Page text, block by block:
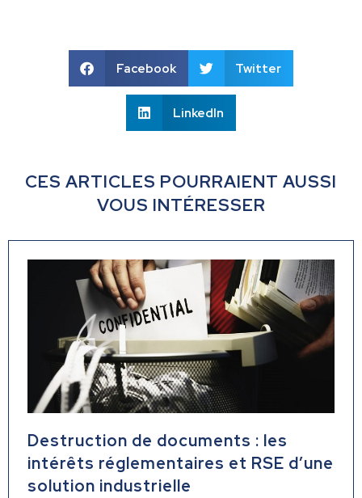
Facebook Twitter
LinkedIn
CES ARTICLES POURRAIENT AUSSI
VOUS INTÉRESSER
Destruction de documents : les
intérêts réglementaires et RSE d’une
solution industrielle